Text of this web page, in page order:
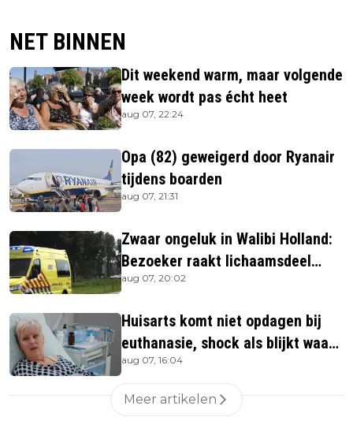
NET BINNEN
Dit weekend warm, maar volgende
week wordt pas écht heet
aug 07, 22:24
Opa (82) geweigerd door Ryanair
tijdens boarden
aug 07, 21:31
Zwaar ongeluk in Walibi Holland:
Bezoeker raakt lichaamsdeel
kwijt
aug 07, 20:02
Huisarts komt niet opdagen bij
euthanasie, shock als blijkt waar
ze is
aug 07, 16:04
Meer artikelen